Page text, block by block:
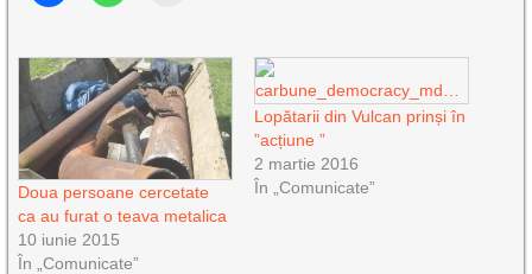
Doua persoane cercetate
ca au furat o teava metalica
10 iunie 2015
În „Comunicate”
Lopătarii din Vulcan prinși în
”acțiune ”
2 martie 2016
În „Comunicate”